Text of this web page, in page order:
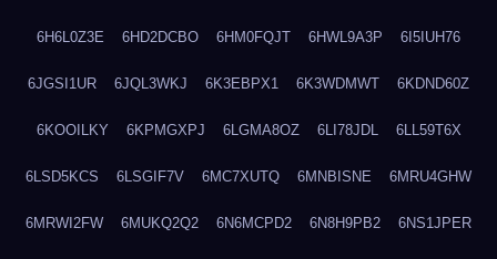
6H6L0Z3E 6HD2DCBO 6HM0FQJT 6HWL9A3P 6I5IUH76
6JGSI1UR 6JQL3WKJ 6K3EBPX1 6K3WDMWT 6KDND60Z
6KOOILKY 6KPMGXPJ 6LGMA8OZ 6LI78JDL 6LL59T6X
6LSD5KCS 6LSGIF7V 6MC7XUTQ 6MNBISNE 6MRU4GHW
6MRWI2FW 6MUKQ2Q2 6N6MCPD2 6N8H9PB2 6NS1JPER